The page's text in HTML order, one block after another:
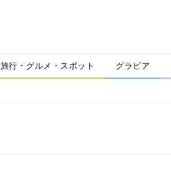
旅行・グルメ・スポット グラビア